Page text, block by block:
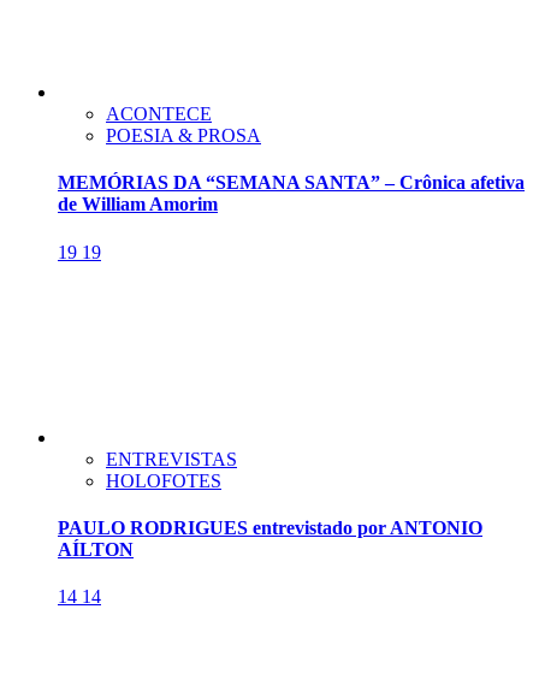
ACONTECE
POESIA & PROSA
MEMÓRIAS DA “SEMANA SANTA” – Crônica afetiva
de William Amorim
19 19
ENTREVISTAS
HOLOFOTES
PAULO RODRIGUES entrevistado por ANTONIO
AÍLTON
14 14